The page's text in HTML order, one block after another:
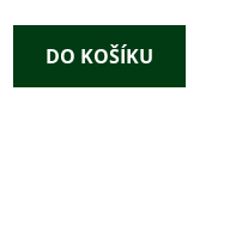
DO KOŠÍKU